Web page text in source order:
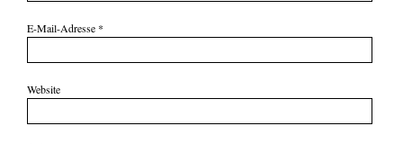
E-Mail-Adresse *
Website